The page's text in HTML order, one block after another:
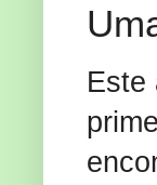
Este